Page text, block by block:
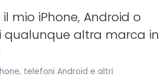
mio iPhone, Android o
qualunque altra marca in
telefoni Android e altri